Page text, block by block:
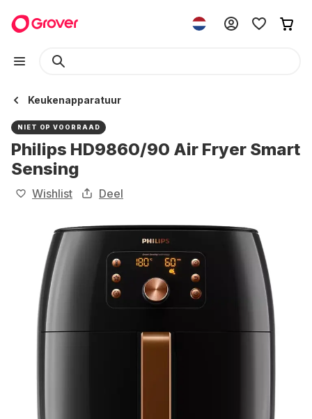
Keukenapparatuur
NIET OP VOORRAAD
Philips HD9860/90 Air Fryer Smart
Sensing
Wishlist Deel